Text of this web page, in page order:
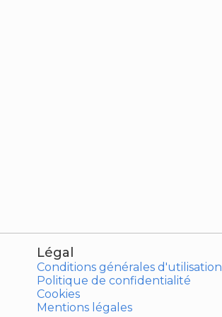
Légal
Conditions générales d'utilisation
Politique de confidentialité
Cookies
Mentions légales